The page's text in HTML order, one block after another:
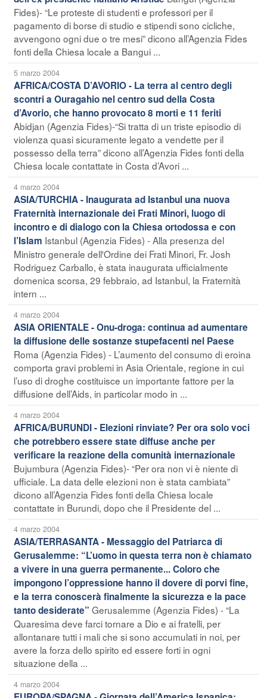
Fides)- “Le proteste di studenti e professori per il
pagamento di borse di studio e stipendi sono cicliche,
avvengono ogni due o tre mesi” dicono all’Agenzia Fides
fonti della Chiesa locale a Bangui ...
5 marzo 2004
AFRICA/COSTA D’AVORIO - La terra al centro degli
scontri a Ouragahio nel centro sud della Costa
d’Avorio, che hanno provocato 8 morti e 11 feriti
Abidjan (Agenzia Fides)-“Si tratta di un triste episodio di
violenza quasi sicuramente legato a vendette per il
possesso della terra” dicono all’Agenzia Fides fonti della
Chiesa locale contattate in Costa d’Avori ...
4 marzo 2004
ASIA/TURCHIA - Inaugurata ad Istanbul una nuova
Fraternità internazionale dei Frati Minori, luogo di
incontro e di dialogo con la Chiesa ortodossa e con
l’Islam Istanbul (Agenzia Fides) - Alla presenza del
Ministro generale dell'Ordine dei Frati Minori, Fr. Josh
Rodriguez Carballo, è stata inaugurata ufficialmente
domenica scorsa, 29 febbraio, ad Istanbul, la Fraternità
intern ...
4 marzo 2004
ASIA ORIENTALE - Onu-droga: continua ad aumentare
la diffusione delle sostanze stupefacenti nel Paese
Roma (Agenzia Fides) - L’aumento del consumo di eroina
comporta gravi problemi in Asia Orientale, regione in cui
l’uso di droghe costituisce un importante fattore per la
diffusione dell’Aids, in particolar modo in ...
4 marzo 2004
AFRICA/BURUNDI - Elezioni rinviate? Per ora solo voci
che potrebbero essere state diffuse anche per
verificare la reazione della comunità internazionale
Bujumbura (Agenzia Fides)- “Per ora non vi è niente di
ufficiale. La data delle elezioni non è stata cambiata”
dicono all’Agenzia Fides fonti della Chiesa locale
contattate in Burundi, dopo che il Presidente del ...
4 marzo 2004
ASIA/TERRASANTA - Messaggio del Patriarca di
Gerusalemme: “L’uomo in questa terra non è chiamato
a vivere in una guerra permanente... Coloro che
impongono l’oppressione hanno il dovere di porvi fine,
e la terra conoscerà finalmente la sicurezza e la pace
tanto desiderate” Gerusalemme (Agenzia Fides) - “La
Quaresima deve farci tornare a Dio e ai fratelli, per
allontanare tutti i mali che si sono accumulati in noi, per
avere la forza dello spirito ed essere forti in ogni
situazione della ...
4 marzo 2004